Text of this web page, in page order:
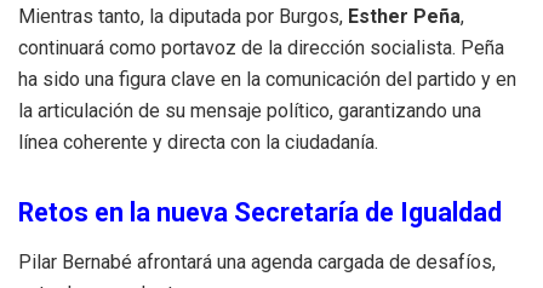
Mientras tanto, la diputada por Burgos, Esther Peña,
continuará como portavoz de la dirección socialista. Peña
ha sido una figura clave en la comunicación del partido y en
la articulación de su mensaje político, garantizando una
línea coherente y directa con la ciudadanía.
Retos en la nueva Secretaría de Igualdad
Pilar Bernabé afrontará una agenda cargada de desafíos,